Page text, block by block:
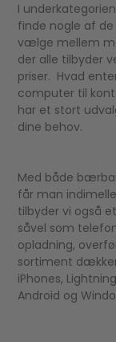
I
finde nogle af
vælge mellem
der alle tilbyder
priser. Hvad
computer til
har et stort
dine behov.
Med både
får man
tilbyder vi også
såvel som
opladning,
sortiment
iPhones,
Android og